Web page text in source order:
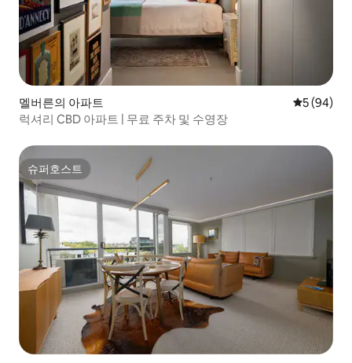
멜버른의 아파트 평점 5점(5
5 (94)
럭셔리 CBD 아파트 | 무료 주차 및 수영장
슈퍼호스트
슈퍼호스트